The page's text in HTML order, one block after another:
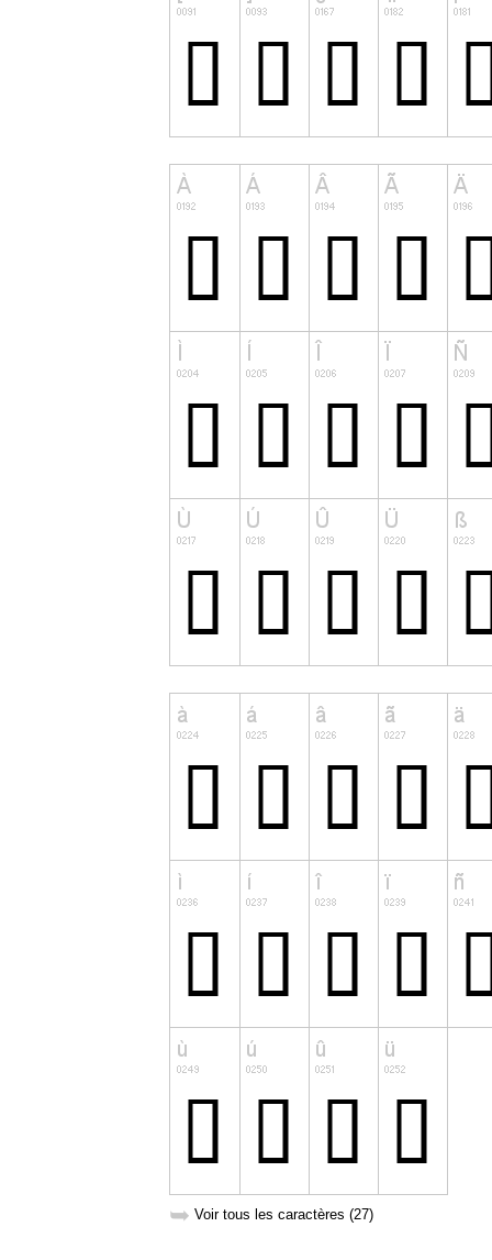
➥ Voir tous les caractères (27)